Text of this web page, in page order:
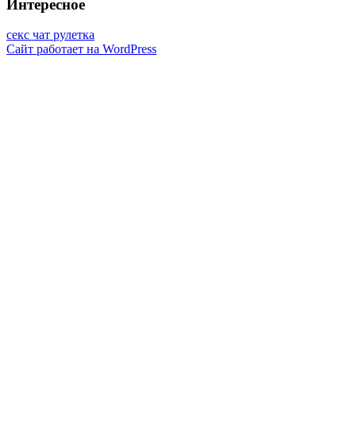
Интересное
секс чат рулетка
Сайт работает на WordPress